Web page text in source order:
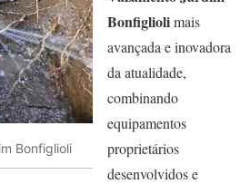
Bonfiglioli
Bonfigliolimais
avançada e inovadora
da atualidade,
combinando
equipamentos
proprietários
desenvolvidos e